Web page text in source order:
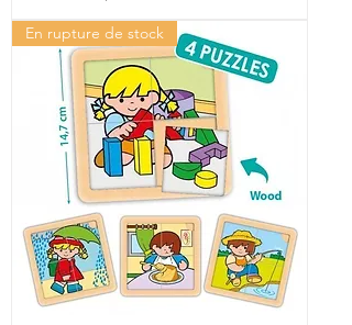
En rupture de stock